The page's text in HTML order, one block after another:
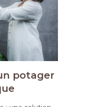
potager